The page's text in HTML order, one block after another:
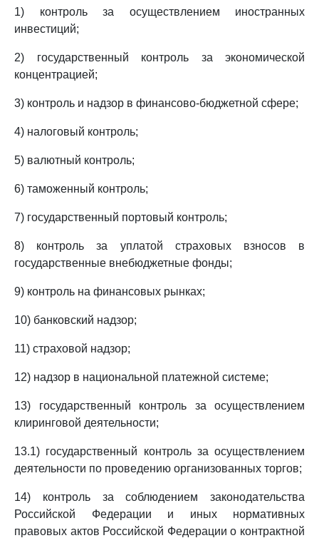
1) контроль за осуществлением иностранных
инвестиций;
2) государственный контроль за экономической
концентрацией;
3) контроль и надзор в финансово-бюджетной сфере;
4) налоговый контроль;
5) валютный контроль;
6) таможенный контроль;
7) государственный портовый контроль;
8) контроль за уплатой страховых взносов в
государственные внебюджетные фонды;
9) контроль на финансовых рынках;
10) банковский надзор;
11) страховой надзор;
12) надзор в национальной платежной системе;
13) государственный контроль за осуществлением
клиринговой деятельности;
13.1) государственный контроль за осуществлением
деятельности по проведению организованных торгов;
14) контроль за соблюдением законодательства
Российской Федерации и иных нормативных
правовых актов Российской Федерации о контрактной